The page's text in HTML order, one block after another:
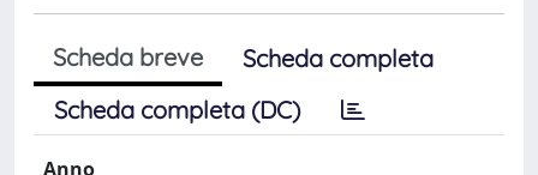
Scheda breve
Scheda completa
Scheda completa (DC)
Anno